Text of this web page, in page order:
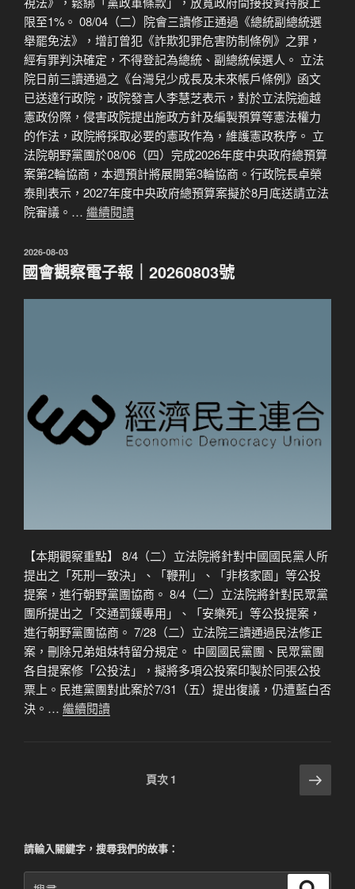
限至1%。 08/04（二）院會三讀修正通過《總統副總統選
舉罷免法》，增訂曾犯《詐欺犯罪危害防制條例》之罪，
經有罪判決確定，不得登記為總統、副總統候選人。 立法
院日前三讀通過之《台灣兒少成長及未來帳戶條例》函文
已送達行政院，政院發言人李慧芝表示，對於立法院逾越
憲政份際，侵害政院提出施政方針及編製預算等憲法權力
的作法，政院將採取必要的憲政作為，維護憲政秩序。 立
法院朝野黨團於08/06（四）完成2026年度中央政府總預算
案第2輪協商，本週預計將展開第3輪協商。行政院長卓榮
泰則表示，2027年度中央政府總預算案擬於8月底送請立法
院審議。… 繼續閱讀
發
佈
於
2026-08-03
國會觀察電子報｜20260803號
【本期觀察重點】 8/4（二）立法院將針對中國國民黨人所
提出之「死刑一致決」、「鞭刑」、「非核家園」等公投
提案，進行朝野黨團協商。 8/4（二）立法院將針對民眾黨
團所提出之「交通罰鍰專用」、「安樂死」等公投提案，
進行朝野黨團協商。 7/28（二）立法院三讀通過民法修正
案，刪除兄弟姐妹特留分規定。 中國國民黨團、民眾黨團
各自提案修「公投法」，擬將多項公投案印製於同張公投
票上。民進黨團對此案於7/31（五）提出復議，仍遭藍白否
決。… 繼續閱讀
頁
頁次 1 下
一
請輸入關鍵字，搜尋我們的故事：